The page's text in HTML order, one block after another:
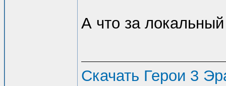
*Short
пределах 100-
А что за
Скачать Герои 3